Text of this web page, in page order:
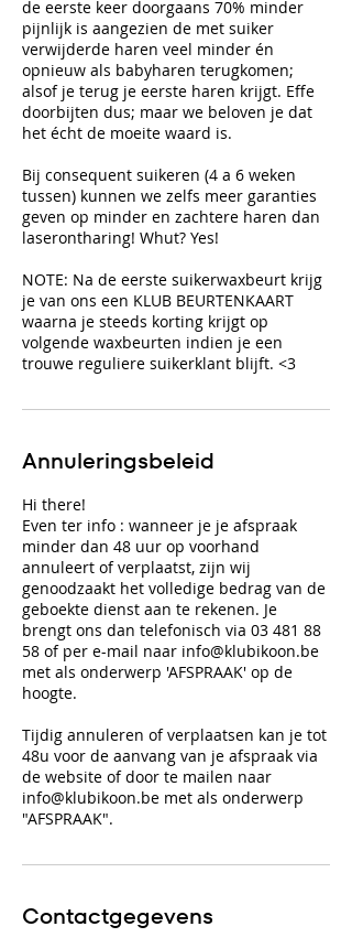
de eerste keer doorgaans 70% minder
pijnlijk is aangezien de met suiker
verwijderde haren veel minder én
opnieuw als babyharen terugkomen;
alsof je terug je eerste haren krijgt. Effe
doorbijten dus; maar we beloven je dat
het écht de moeite waard is.
Bij consequent suikeren (4 a 6 weken
tussen) kunnen we zelfs meer garanties
geven op minder en zachtere haren dan
laserontharing! Whut? Yes!
NOTE: Na de eerste suikerwaxbeurt krijg
je van ons een KLUB BEURTENKAART
waarna je steeds korting krijgt op
volgende waxbeurten indien je een
trouwe reguliere suikerklant blijft. <3
Annuleringsbeleid
Hi there!
Even ter info : wanneer je je afspraak
minder dan 48 uur op voorhand
annuleert of verplaatst, zijn wij
genoodzaakt het volledige bedrag van de
geboekte dienst aan te rekenen. Je
brengt ons dan telefonisch via 03 481 88
58 of per e-mail naar info@klubikoon.be
met als onderwerp 'AFSPRAAK' op de
hoogte.
Tijdig annuleren of verplaatsen kan je tot
48u voor de aanvang van je afspraak via
de website of door te mailen naar
info@klubikoon.be met als onderwerp
"AFSPRAAK".
Contactgegevens